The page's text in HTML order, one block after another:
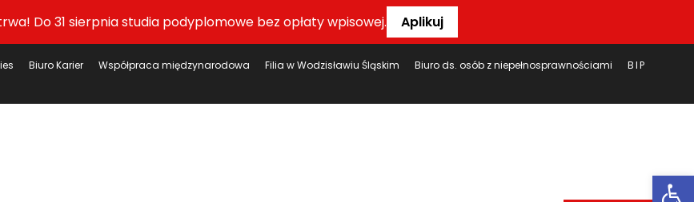
Do 31 sierpnia studia podyplomowe bez opłaty wpisowej. Aplikuj
Biuro Karier Współpraca międzynarodowa Filia w Wodzisławiu Śląskim Biuro ds. osób z niepełnosprawnościami
BIP